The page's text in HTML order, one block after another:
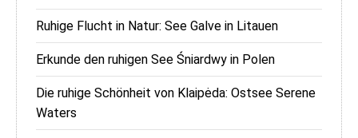
Ruhige Flucht in Natur: See Galve in Litauen
Erkunde den ruhigen See Śniardwy in Polen
Die ruhige Schönheit von Klaipėda: Ostsee Serene
Waters